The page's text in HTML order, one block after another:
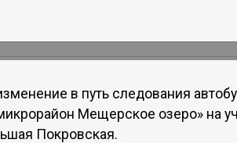
в путь следования
Мещерское озеро» на
Покровская.